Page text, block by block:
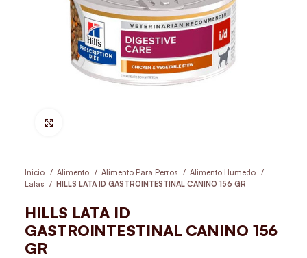
Inicio Alimento Alimento Para Perros
Alimento Húmedo
Latas
HILLS LATA ID GASTROINTESTINAL CANINO 156 GR
HILLS LATA ID
GASTROINTESTINAL CANINO 156
GR